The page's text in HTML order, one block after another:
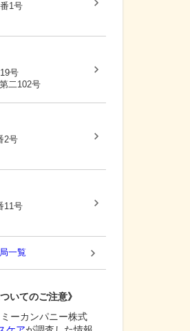
1号
号
二102号
2号
11号
一覧
いてのご注意》
ーカンパニー株式